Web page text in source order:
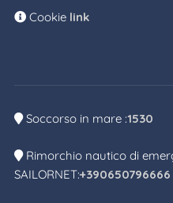
Cookie link
Soccorso in mare :1530
Rimorchio nautico di
SAILORNET:+390650796666